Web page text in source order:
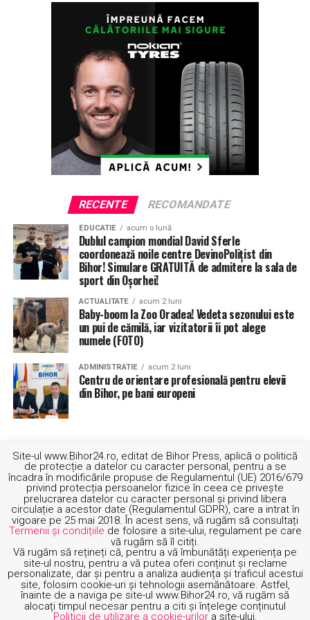
utilizând formularul disponibil pe website-ul Agenției
www.anofm.ro.
Detalii suplimentare pot fi aflate și la numărul de
telefon 0749090619 – Adrian Lupaș, AJOFM Bihor.
AJOFM
BEKESI CSABA
BURSA LOCURILOR DE MUNCA
RECOMANDAT
URMATORUL
Peste 400 de cazuri active de Covid în Bihor. Crește
alarmant numărul infecțiilor
Dosar penal pentru un tânăr din Aleșd, pentru… 5400 de
țigarete
RECENTE RECOMANDATE
EDUCATIE acum o lună
Dublul campion mondial David Sferle
coordonează noile centre DevinoPolițist din
Bihor! Simulare GRATUITĂ de admitere la sala de
sport din Oșorhei!
ACTUALITATE acum 2 luni
Baby-boom la Zoo Oradea! Vedeta sezonului este
un pui de cămilă, iar vizitatorii îi pot alege
numele (FOTO)
ADMINISTRATIE acum 2 luni
Centru de orientare profesională pentru elevii
din Bihor, pe bani europeni
DESPRE NOI TERMENI SI CONDITII POLITICA COOKIE CONTACT
Site-ul www.Bihor24.ro, editat de Bihor Press, aplică o politică
de protecție a datelor cu caracter personal, pentru a se
încadra în modificările propuse de Regulamentul (UE) 2016/679
privind protecția persoanelor fizice în ceea ce privește
prelucrarea datelor cu caracter personal și privind libera
circulație a acestor date (Regulamentul GDPR), care a intrat în
vigoare pe 25 mai 2018. În acest sens, vă rugăm să consultați
Termenii și condițiile de folosire a site-ului, regulament pe care
vă rugăm să îl citiți.
Vă rugăm să rețineți că, pentru a vă îmbunătăți experiența pe
site-ul nostru, pentru a vă putea oferi conținut și reclame
personalizate, dar și pentru a analiza audiența și traficul acestui
site, folosim cookie-uri și tehnologii asemănătoare. Astfel,
înainte de a naviga pe site-ul www.Bihor24.ro, vă rugăm să
alocați timpul necesar pentru a citi și înțelege conținutul
Politicii de utilizare a cookie-urilora site-ului.